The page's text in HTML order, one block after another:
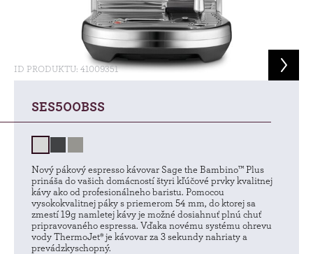
ID PRODUKTU: 41009351
SES500BSS
Nový pákový espresso kávovar Sage the Bambino™ Plus
prináša do vašich domácností štyri kľúčové prvky kvalitnej
kávy ako od profesionálneho baristu. Pomocou
vysokokvalitnej páky s priemerom 54 mm, do ktorej sa
zmestí 19g namletej kávy je možné dosiahnuť plnú chuť
pripravovaného espressa. Vďaka novému systému ohrevu
vody ThermoJet® je kávovar za 3 sekundy nahriaty a
prevádzkyschopný.